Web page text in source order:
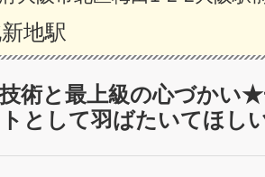
地駅
術と最上級の心づかい
として羽ばたいてほし